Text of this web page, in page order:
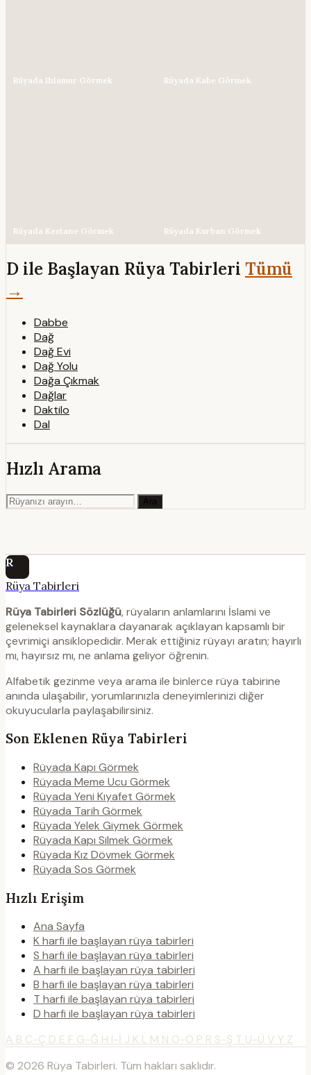
Rüyada Ihlamur Görmek Rüyada Kabe Görmek
Rüyada Kestane Görmek Rüyada Kurban Görmek
D ile Başlayan Rüya Tabirleri Tümü
→
Dabbe
Dağ
Dağ Evi
Dağ Yolu
Dağa Çıkmak
Dağlar
Daktilo
Dal
Hızlı Arama
Ara
R
Rüya Tabirleri
Rüya Tabirleri Sözlüğü, rüyaların anlamlarını İslami ve
geleneksel kaynaklara dayanarak açıklayan kapsamlı bir
çevrimiçi ansiklopedidir. Merak ettiğiniz rüyayı aratın; hayırlı
mı, hayırsız mı, ne anlama geliyor öğrenin.
Alfabetik gezinme veya arama ile binlerce rüya tabirine
anında ulaşabilir, yorumlarınızla deneyimlerinizi diğer
okuyucularla paylaşabilirsiniz.
Son Eklenen Rüya Tabirleri
Rüyada Kapı Görmek
Rüyada Meme Ucu Görmek
Rüyada Yeni Kıyafet Görmek
Rüyada Tarih Görmek
Rüyada Yelek Giymek Görmek
Rüyada Kapı Silmek Görmek
Rüyada Kız Dövmek Görmek
Rüyada Sos Görmek
Hızlı Erişim
Ana Sayfa
K harfi ile başlayan rüya tabirleri
S harfi ile başlayan rüya tabirleri
A harfi ile başlayan rüya tabirleri
B harfi ile başlayan rüya tabirleri
T harfi ile başlayan rüya tabirleri
D harfi ile başlayan rüya tabirleri
A B C-Ç D E F G-Ğ H I-İ J K L M N O-Ö P R S-Ş T U-Ü V Y Z
© 2026 Rüya Tabirleri. Tüm hakları saklıdır.